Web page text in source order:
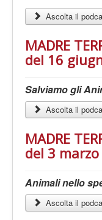
Ascolta il
MADRE
del 16
Salviamo gli
Ascolta il
MADRE
del 3
Animali nello
Ascolta il